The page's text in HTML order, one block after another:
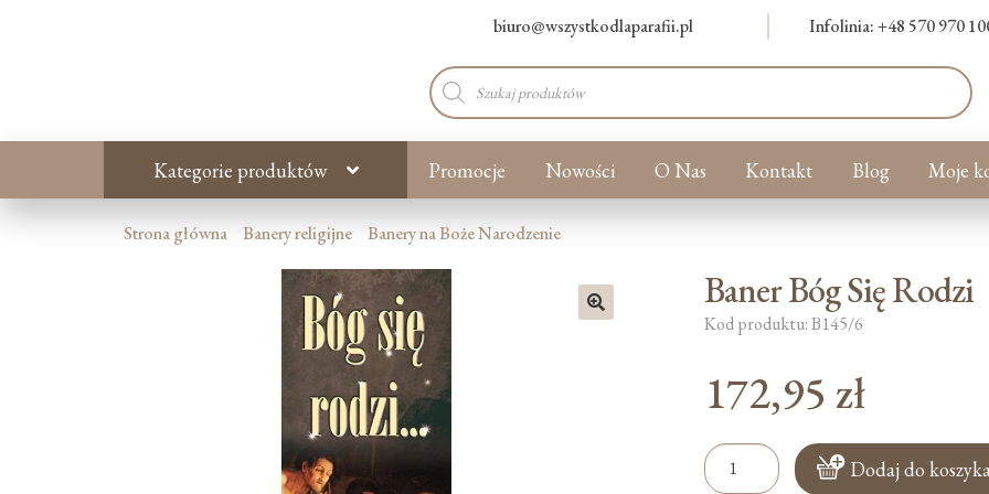
biuro@wszystkodlaparafii.pl Infolinia: +48 570 970
Wyszukiwarka
produktów
Kategorie produktów Promocje Nowości O Nas Kontakt Blog Moje
Strona główna Banery religijne Banery na Boże Narodzenie
Baner Bóg Się Rodzi
Kod produktu: B145/6
172,95 zł
ilość
Baner
Dodaj do